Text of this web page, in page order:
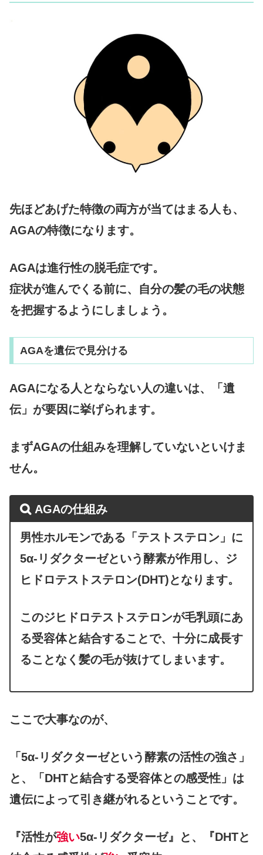
先ほどあげた特徴の両方が当てはまる人も、
AGAの特徴になります。
AGAは進行性の脱毛症です。
症状が進んでくる前に、自分の髪の毛の状態
を把握するようにしましょう。
AGAを遺伝で見分ける
AGAになる人とならない人の違いは、「遺
伝」が要因に挙げられます。
まずAGAの仕組みを理解していないといけま
せん。
AGAの仕組み
男性ホルモンである「テストステロン」に
5α-リダクターゼという酵素が作用し、ジ
ヒドロテストステロン(DHT)となります。
このジヒドロテストステロンが毛乳頭にあ
る受容体と結合することで、十分に成長す
ることなく髪の毛が抜けてしまいます。
ここで大事なのが、
「5α-リダクターゼという酵素の活性の強さ」
と、「DHTと結合する受容体との感受性」は
遺伝によって引き継がれるということです。
『活性が強い5α-リダクターゼ』と、『DHTと